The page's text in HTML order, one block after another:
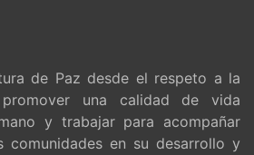
de Paz desde el respeto a la
promover una calidad de vida
y trabajar para acompañar
comunidades en su desarrollo y